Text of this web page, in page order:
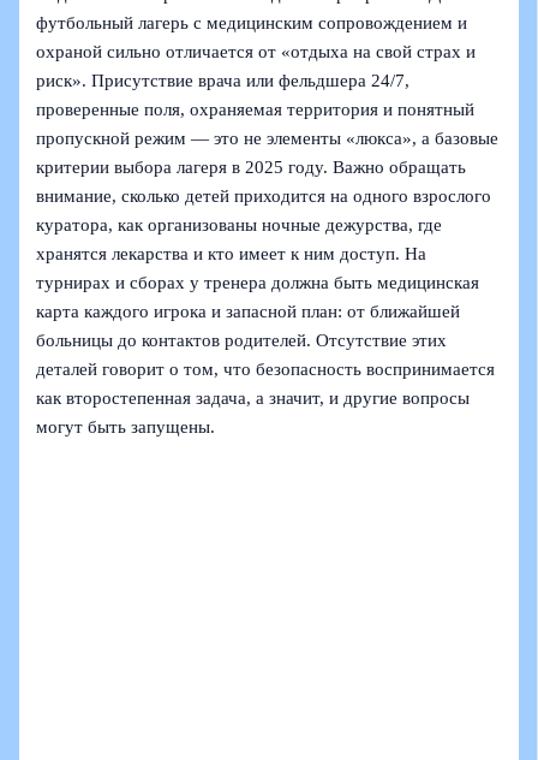
футбольный лагерь с медицинским сопровождением и
охраной сильно отличается от «отдыха на свой страх и
риск». Присутствие врача или фельдшера 24/7,
проверенные поля, охраняемая территория и понятный
пропускной режим — это не элементы «люкса», а базовые
критерии выбора лагеря в 2025 году. Важно обращать
внимание, сколько детей приходится на одного взрослого
куратора, как организованы ночные дежурства, где
хранятся лекарства и кто имеет к ним доступ. На
турнирах и сборах у тренера должна быть медицинская
карта каждого игрока и запасной план: от ближайшей
больницы до контактов родителей. Отсутствие этих
деталей говорит о том, что безопасность воспринимается
как второстепенная задача, а значит, и другие вопросы
могут быть запущены.